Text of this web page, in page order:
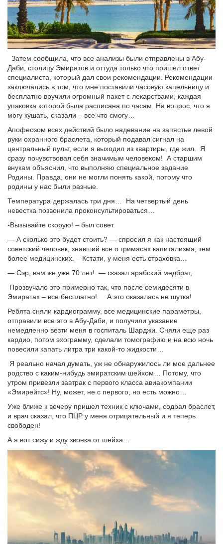
Затем сообщила, что все анализы были отправлены в Абу-
Даби, столицу Эмиратов и оттуда только что пришел ответ
специалиста, который дал свои рекомендации. Рекомендации
заключались в том, что мне поставили часовую капельницу и
бесплатно вручили огромный пакет с лекарствами, каждая
упаковка которой была расписана по часам. На вопрос, что я
могу кушать, сказали – все что смогу…
Апофеозом всех действий было надевание на запястье левой
руки охранного браслета, который подавал сигнал на
центральный пульт, если я выходил из квартиры, где жил. Я
сразу почувствовал себя значимым человеком! А старшим
внукам объяснил, что выполняю специальное задание
Родины. Правда, они не могли понять какой, потому что
родины у нас были разные.
Температура держалась три дня… На четвертый день
невестка позвонила проконсультироваться…
-Вызывайте скорую! – был совет.
— А сколько это будет стоить? — спросил я как настоящий
советский человек, знавший все о гримасах капитализма, тем
более медицинских. – Кстати, у меня есть страховка…
— Сэр, вам же уже 70 лет! — сказал арабский медбрат,
Прозвучало это примерно так, что после семидесяти в
Эмиратах – все бесплатно! А это оказалась не шутка!
Ребята сняли кардиограмму, все медицинские параметры,
отправили все это в Абу-Даби, и получили указание
немедленно везти меня в госпиталь Шарджи. Сняли еще раз
кардио, потом эхограмму, сделали томографию и на всю ночь
повесили капать литра три какой-то жидкости…
Я реально начал думать, уж не обнаружилось ли мое дальнее
родство с каким-нибудь эмиратским шейхом… Потому, что
утром привезли завтрак с первого класса авиакомпании
«Эмирейтс»! Ну, может, не с первого, но есть можно…
Уже ближе к вечеру пришел техник с ключами, содрал браслет,
и врач сказал, что ПЦР у меня отрицательный и я теперь
свободен!
А я вот сижу и жду звонка от шейха…